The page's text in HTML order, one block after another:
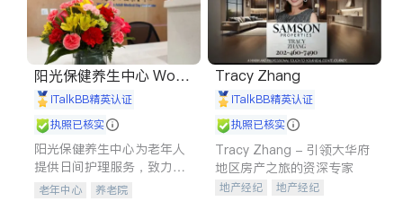
阳光保健养生中心 World
shine
iTalkBB精英认证
执照已核实
阳光保健养生中心为老年人
提供日间护理服务，致力于
通过持续的护理创新来有效
老年中心 养老院
Tracy Zhang
iTalkBB精英认证
执照已核实
Tracy Zhang - 引领大华府
地区房产之旅的资深专家
地产经纪
地产经纪